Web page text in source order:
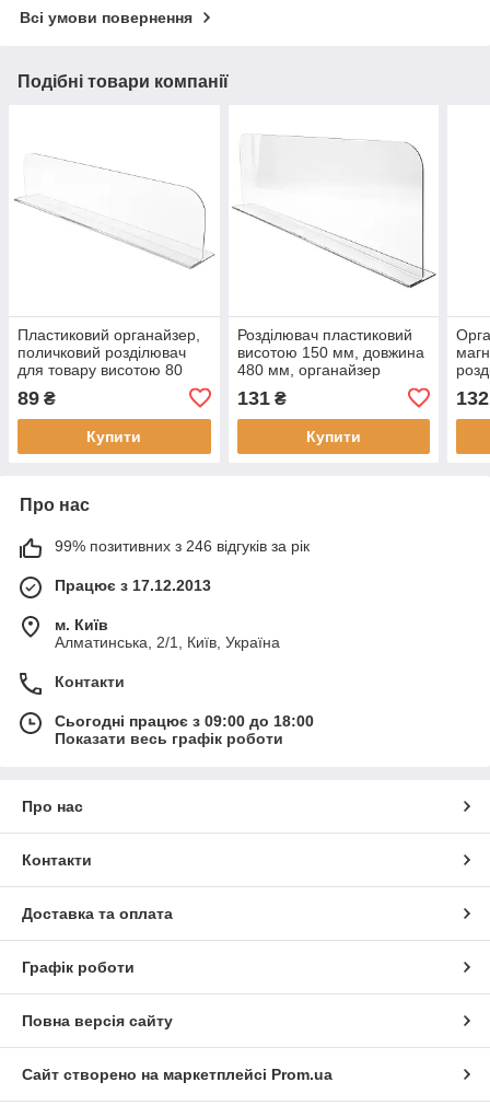
Всі умови повернення
Подібні товари компанії
Пластиковий органайзер,
поличковий розділювач
для товару висотою 80
89 ₴
Купити
Розділювач пластиковий
висотою 150 мм, довжина
480 мм, органайзер
131₴
Купити
480
132
Про нас
99% позитивних з 246 відгуків за рік
Працює з 17.12.2013
м. Київ
Алматинська, 2/1, Київ, Україна
Контакти
Сьогодні працює з 09:00 до 18:00
Показати весь графік роботи
Про нас
Контакти
Доставка та оплата
Графік роботи
Повна версія сайту
Сайт створено на маркетплейсі Prom.ua